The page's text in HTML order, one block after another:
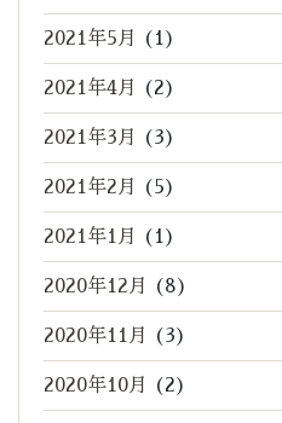
2021年5月 (1)
2021年4月 (2)
2021年3月 (3)
2021年2月 (5)
2021年1月 (1)
2020年12月 (8)
2020年11月 (3)
2020年10月 (2)